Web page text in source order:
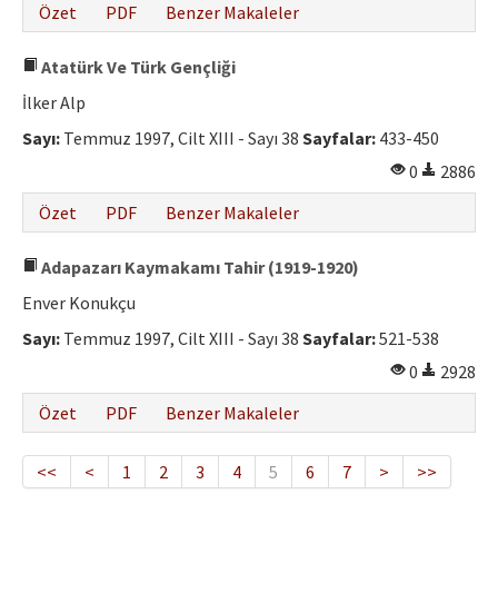
Özet
PDF Benzer Makaleler
Atatürk Ve Türk Gençliği
İlker Alp
Sayı: Temmuz 1997, Cilt XIII - Sayı 38 Sayfalar: 433-450
0
2886
Özet
PDF Benzer Makaleler
Adapazarı Kaymakamı Tahir (1919-1920)
Enver Konukçu
Sayı: Temmuz 1997, Cilt XIII - Sayı 38 Sayfalar:521-538
0
2928
Özet
PDF Benzer Makaleler
<< < 1 2 3 4 5 6 7 > >>